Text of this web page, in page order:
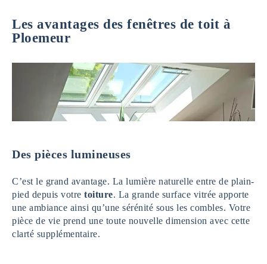
Les avantages des fenêtres de toit à
Ploemeur
Des pièces lumineuses
C’est le grand avantage. La lumière naturelle entre de plain-
pied depuis votre toiture. La grande surface vitrée apporte
une ambiance ainsi qu’une sérénité sous les combles. Votre
pièce de vie prend une toute nouvelle dimension avec cette
clarté supplémentaire.